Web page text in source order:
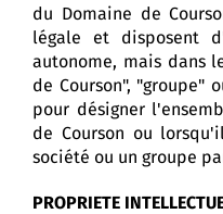
du Domaine de
légale et disposent
autonome, mais dans
de Courson", "groupe"
pour désigner
de Courson ou
société ou un groupe
PROPRIETE